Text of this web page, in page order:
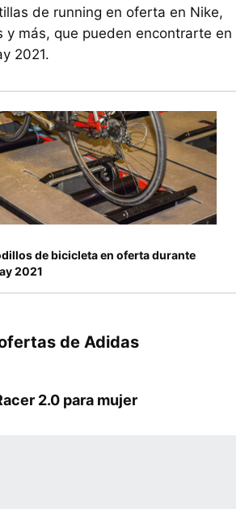
de running en oferta en Nike,
y más, que pueden encontrarte en
2021.
de bicicleta en oferta durante
2021
de Adidas
2.0 para mujer